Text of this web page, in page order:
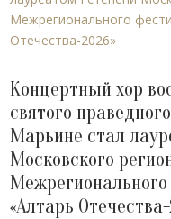
Концертный хор
святого
Марьине стал
Московского
«Алтарь